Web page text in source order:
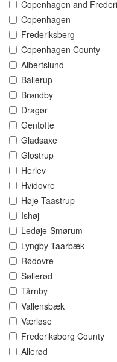
Copenhagen and
Copenhagen
Frederiksberg
Copenhagen County
Albertslund
Ballerup
Brøndby
Dragør
Gentofte
Gladsaxe
Glostrup
Herlev
Hvidovre
Høje Taastrup
Ishøj
Ledøje-Smørum
Lyngby-Taarbæk
Rødovre
Søllerød
Tårnby
Vallensbæk
Værløse
Frederiksborg County
Allerød